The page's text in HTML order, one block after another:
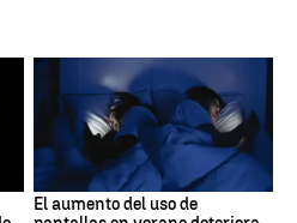
El aumento del uso de